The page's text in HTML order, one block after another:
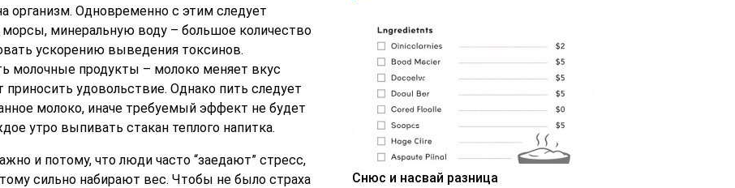
организм. Одновременно с этим следует
морсы, минеральную воду – большое количество
ускорению выведения токсинов.
молочные продукты – молоко меняет вкус
приносить удовольствие. Однако пить следует
молоко, иначе требуемый эффект не будет
утро выпивать стакан теплого напитка.
и потому, что люди часто “заедают” стресс,
сильно набирают вес. Чтобы не было страха
Снюс и насвай разница